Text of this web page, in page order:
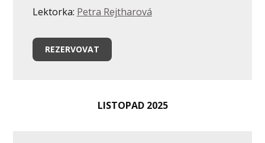
Lektorka: Petra Rejtharová
REZERVOVAT
LISTOPAD2025